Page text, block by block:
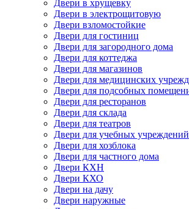
Двери в хрущевку
Двери в электрощитовую
Двери взломостойкие
Двери для гостиниц
Двери для загородного дома
Двери для коттеджа
Двери для магазинов
Двери для медицинских
Двери для подсобных
Двери для ресторанов
Двери для склада
Двери для театров
Двери для учебных учреждений
Двери для хозблока
Двери для частного дома
Двери КХН
Двери КХО
Двери на дачу
Двери наружные